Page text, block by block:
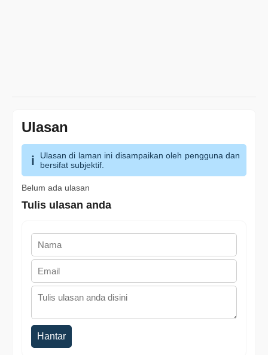
Ulasan
Ulasan di laman ini disampaikan oleh pengguna dan
bersifat subjektif.
Belum ada ulasan
Tulis ulasan anda
Hantar